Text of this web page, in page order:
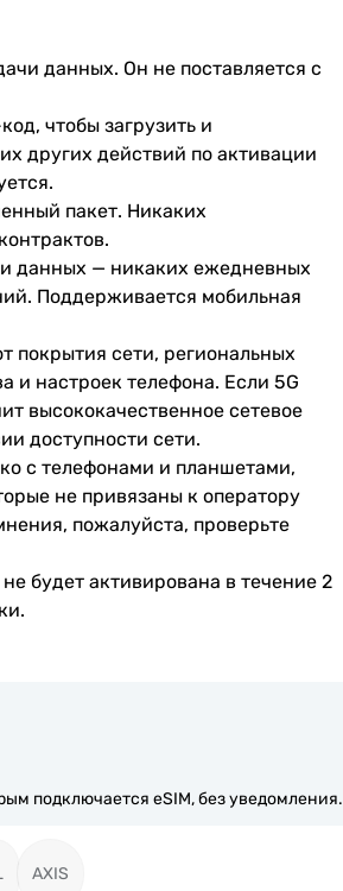
данных. Он не поставляется с
чтобы загрузить и
других действий по активации
пакет. Никаких
данных — никаких ежедневных
Поддерживается мобильная
покрытия сети, региональных
и настроек телефона. Если 5G
высококачественное сетевое
доступности сети.
с телефонами и планшетами,
не привязаны к оператору
пожалуйста, проверьте
будет активирована в течение 2
подключается eSIM, без уведомления.
AXIS